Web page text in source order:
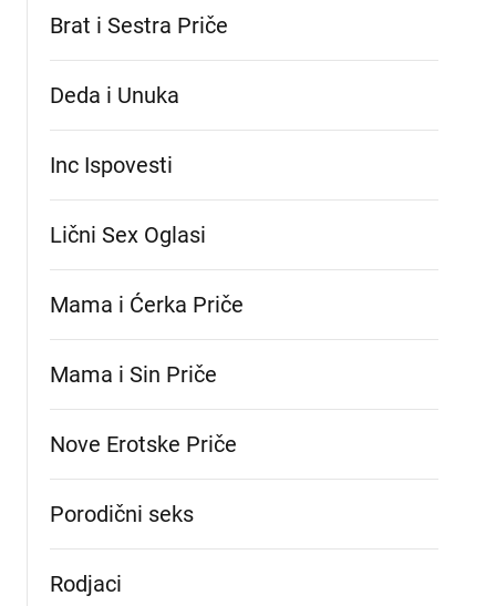
Brat i Sestra Priče
Deda i Unuka
Inc Ispovesti
Lični Sex Oglasi
Mama i Ćerka Priče
Mama i Sin Priče
Nove Erotske Priče
Porodični seks
Rodjaci